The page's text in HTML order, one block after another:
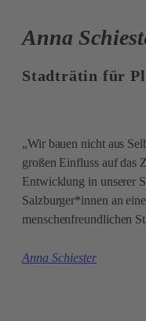
Anna
Stadträtin für
„Wir bauen nicht aus
großen Einfluss auf das
Entwicklung in unserer
Salzburger*innen an
menschenfreundlichen
Anna Schiester